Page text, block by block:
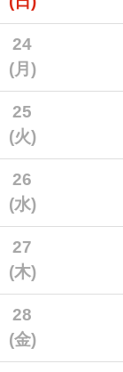
24
(月)
25
(火)
26
(水)
27
(木)
28
(金)